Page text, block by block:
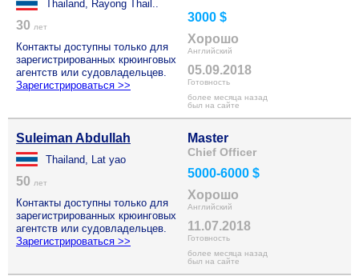
Thailand, Rayong Thail..
30 лет
Контакты доступны только для
зарегистрированных крюинговых
агентств или судовладельцев.
Зарегистрироваться >>
3000 $
Хорошо
Английский
05.09.2018
Готовность
более месяца назад
был на сайте
Suleiman Abdullah
Thailand, Lat yao
50 лет
Контакты доступны только для
зарегистрированных крюинговых
агентств или судовладельцев.
Зарегистрироваться >>
Master
Chief Officer
5000-6000 $
Хорошо
Английский
11.07.2018
Готовность
более месяца назад
был на сайте